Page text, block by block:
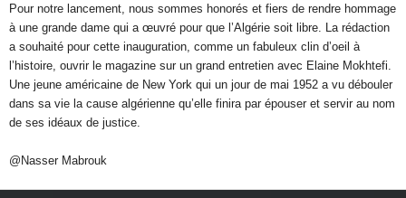
Pour notre lancement, nous sommes honorés et fiers de rendre hommage
à une grande dame qui a œuvré pour que l’Algérie soit libre. La rédaction
a souhaité pour cette inauguration, comme un fabuleux clin d’oeil à
l’histoire, ouvrir le magazine sur un grand entretien avec Elaine Mokhtefi.
Une jeune américaine de New York qui un jour de mai 1952 a vu débouler
dans sa vie la cause algérienne qu’elle finira par épouser et servir au nom
de ses idéaux de justice.
@Nasser Mabrouk